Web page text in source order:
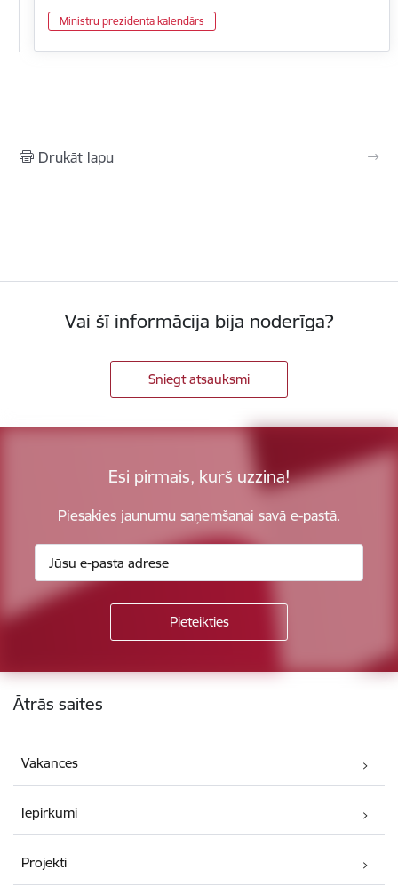
Ministru prezidenta kalendārs
Drukāt lapu
Vai šī informācija bija noderīga?
Sniegt atsauksmi
Esi pirmais, kurš uzzina!
Piesakies jaunumu saņemšanai savā e-pastā.
Kājene
Ātrās saites
Vakances
Iepirkumi
Projekti